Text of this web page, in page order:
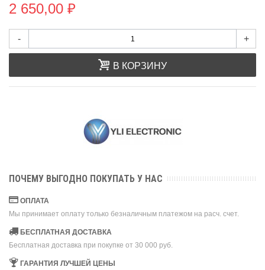
2 650,00 ₽
- +
В КОРЗИНУ
ПОЧЕМУ ВЫГОДНО ПОКУПАТЬ У НАС
ОПЛАТА
Мы принимает оплату только безналичным платежом на расч. счет.
БЕСПЛАТНАЯ ДОСТАВКА
Бесплатная доставка при покупке от 30 000 руб.
ГАРАНТИЯ ЛУЧШЕЙ ЦЕНЫ